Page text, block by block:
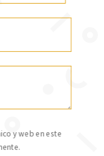
y web en este